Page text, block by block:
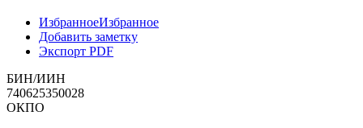
ИзбранноеИзбранное
Добавить заметку
Экспорт PDF
БИН/ИИН
740625350028
ОКПО